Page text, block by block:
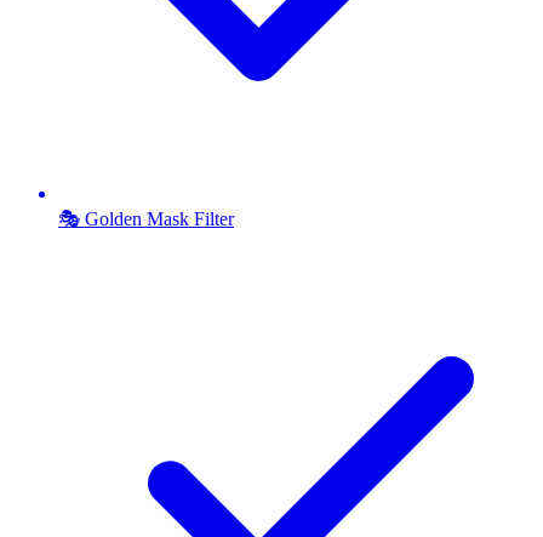
🎭 Golden Mask Filter